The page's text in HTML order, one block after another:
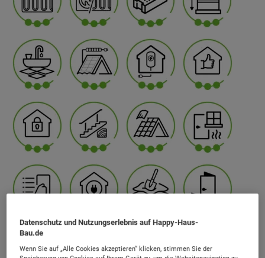
Datenschutz und Nutzungserlebnis auf Happy-Haus-
Bau.de
Wenn Sie auf „Alle Cookies akzeptieren“ klicken, stimmen Sie der